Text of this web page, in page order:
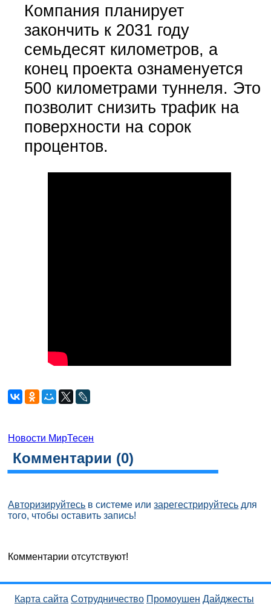
Компания планирует
закончить к 2031 году
семьдесят километров, а
конец проекта ознаменуется
500 километрами туннеля. Это
позволит снизить трафик на
поверхности на сорок
процентов.
Новости МирТесен
Комментарии (0)
Авторизируйтесь в системе илизарегестрируйтесь для
того, чтобы оставить запись!
Комментарии отсутствуют!
Карта сайта Сотрудничество Промоушен Дайджесты